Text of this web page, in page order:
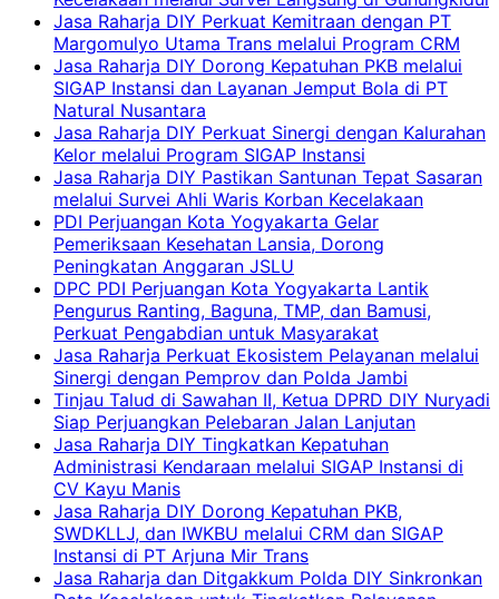
Jasa Raharja DIY Perkuat Kemitraan dengan PT
Margomulyo Utama Trans melalui Program CRM
Jasa Raharja DIY Dorong Kepatuhan PKB melalui
SIGAP Instansi dan Layanan Jemput Bola di PT
Natural Nusantara
Jasa Raharja DIY Perkuat Sinergi dengan Kalurahan
Kelor melalui Program SIGAP Instansi
Jasa Raharja DIY Pastikan Santunan Tepat Sasaran
melalui Survei Ahli Waris Korban Kecelakaan
PDI Perjuangan Kota Yogyakarta Gelar
Pemeriksaan Kesehatan Lansia, Dorong
Peningkatan Anggaran JSLU
DPC PDI Perjuangan Kota Yogyakarta Lantik
Pengurus Ranting, Baguna, TMP, dan Bamusi,
Perkuat Pengabdian untuk Masyarakat
Jasa Raharja Perkuat Ekosistem Pelayanan melalui
Sinergi dengan Pemprov dan Polda Jambi
Tinjau Talud di Sawahan II, Ketua DPRD DIY Nuryadi
Siap Perjuangkan Pelebaran Jalan Lanjutan
Jasa Raharja DIY Tingkatkan Kepatuhan
Administrasi Kendaraan melalui SIGAP Instansi di
CV Kayu Manis
Jasa Raharja DIY Dorong Kepatuhan PKB,
SWDKLLJ, dan IWKBU melalui CRM dan SIGAP
Instansi di PT Arjuna Mir Trans
Jasa Raharja dan Ditgakkum Polda DIY Sinkronkan